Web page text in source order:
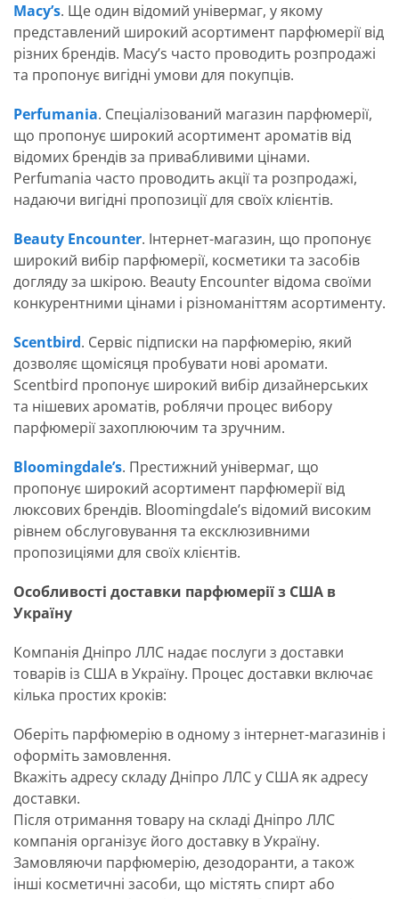
Macy’s. Ще один відомий універмаг, у якому
представлений широкий асортимент парфюмерії від
різних брендів. Macy’s часто проводить розпродажі
та пропонує вигідні умови для покупців.
Perfumania. Спеціалізований магазин парфюмерії,
що пропонує широкий асортимент ароматів від
відомих брендів за привабливими цінами.
Perfumania часто проводить акції та розпродажі,
надаючи вигідні пропозиції для своїх клієнтів.
Beauty Encounter. Інтернет-магазин, що пропонує
широкий вибір парфюмерії, косметики та засобів
догляду за шкірою. Beauty Encounter відома своїми
конкурентними цінами і різноманіттям асортименту.
Scentbird. Сервіс підписки на парфюмерію, який
дозволяє щомісяця пробувати нові аромати.
Scentbird пропонує широкий вибір дизайнерських
та нішевих ароматів, роблячи процес вибору
парфюмерії захоплюючим та зручним.
Bloomingdale’s. Престижний універмаг, що
пропонує широкий асортимент парфюмерії від
люксових брендів. Bloomingdale’s відомий високим
рівнем обслуговування та ексклюзивними
пропозиціями для своїх клієнтів.
Особливості доставки парфюмерії з США в
Україну
Компанія Дніпро ЛЛС надає послуги з доставки
товарів із США в Україну. Процес доставки включає
кілька простих кроків:
Оберіть парфюмерію в одному з інтернет-магазинів і
оформіть замовлення.
Вкажіть адресу складу Дніпро ЛЛС у США як адресу
доставки.
Після отримання товару на складі Дніпро ЛЛС
компанія організує його доставку в Україну.
Замовляючи парфюмерію, дезодоранти, а також
інші косметичні засоби, що містять спирт або